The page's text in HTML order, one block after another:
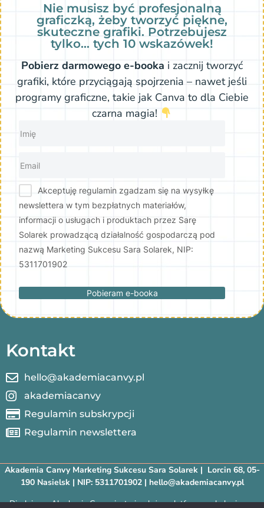
Nie musisz być profesjonalną
graficzką, żeby tworzyć piękne,
skuteczne grafiki. Potrzebujesz
tylko… tych 10 wskazówek!
Pobierz darmowego e-booka i zacznij tworzyć
grafiki, które przyciągają spojrzenia – nawet jeśli
programy graficzne, takie jak Canva to dla Ciebie
czarna magia!
Akceptuję regulamin zgadzam się na wysyłkę
newslettera w tym bezpłatnych materiałów,
informacji o usługach i produktach przez Sarę
Solarek prowadzącą działalność gospodarczą pod
nazwą Marketing Sukcesu Sara Solarek, NIP:
5311701902
Pobieram e-booka
Kontakt
hello@akademiacanvy.pl
akademiacanvy
Regulamin subskrypcji
Regulamin newslettera
Akademia Canvy Marketing Sukcesu Sara Solarek | Lorcin 68, 05-
190 Nasielsk | NIP: 5311701902 | hello@akademiacanvy.pl
Disclaimer: Akademia Canvy jest niezależną platformą szkoleniową.